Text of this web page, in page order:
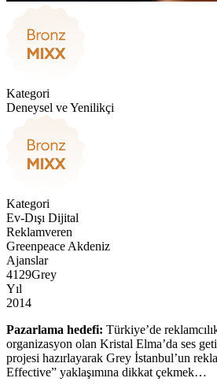
Kategori
Deneysel ve Yenilikçi
Kategori
Ev-Dışı Dijital
Reklamveren
Greenpeace Akdeniz
Ajanslar
4129Grey
Yıl
2014
Pazarlama hedefi: Türkiye’de
organizasyon olan Kristal Elma’da ses
projesi hazırlayarak Grey İstanbul’un
Effective” yaklaşımına dikkat çekmek…